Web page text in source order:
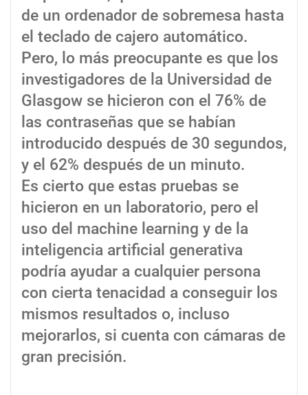
de un ordenador de sobremesa hasta
el teclado de cajero automático.
Pero, lo más preocupante es que los
investigadores de la Universidad de
Glasgow se hicieron con el 76% de
las contraseñas que se habían
introducido después de 30 segundos,
y el 62% después de un minuto.
Es cierto que estas pruebas se
hicieron en un laboratorio, pero el
uso del machine learning y de la
inteligencia artificial generativa
podría ayudar a cualquier persona
con cierta tenacidad a conseguir los
mismos resultados o, incluso
mejorarlos, si cuenta con cámaras de
gran precisión.